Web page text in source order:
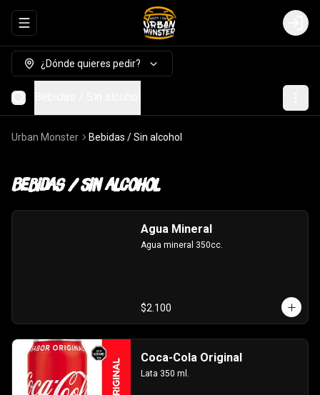
Abrir menu de navegación Login
¿Dónde quieres pedir?
Urban Monster Bebidas / Sin alcohol
Bebidas / Sin alcohol
Agua Mineral
Agua mineral 350cc.
$2.100
Coca-Cola Original
Lata 350 ml.